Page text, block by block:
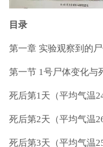
目录
第一章 实验观察到的
第一节 1号尸体变化与
死后第1天（平均气温
死后第2天（平均气温
死后第3天（平均气温